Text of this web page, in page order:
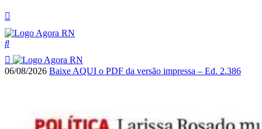
06/08/2026 Baixe AQUI o PDF da versão impressa – Ed. 2.386